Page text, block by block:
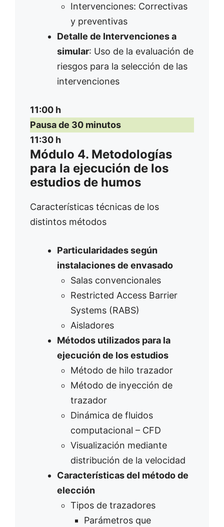
Intervenciones: Correctivas
y preventivas
Detalle de Intervenciones a
simular: Uso de la evaluación de
riesgos para la selección de las
intervenciones
11:00 h
Pausa de 30 minutos
11:30 h
Módulo 4. Metodologías
para la ejecución de los
estudios de humos
Características técnicas de los
distintos métodos
Particularidades según
instalaciones de envasado
Salas convencionales
Restricted Access Barrier
Systems (RABS)
Aisladores
Métodos utilizados para la
ejecución de los estudios
Método de hilo trazador
Método de inyección de
trazador
Dinámica de fluidos
computacional – CFD
Visualización mediante
distribución de la velocidad
Características del método de
elección
Tipos de trazadores
Parámetros que